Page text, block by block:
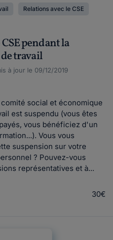
Relations avec le CSE
pendant la
travail
à jour le 09/12/2019
social et économique
est suspendu (vous êtes
vous bénéficiez d'un
Vous vous
suspension sur votre
? Pouvez-vous
représentatives et à...
30€